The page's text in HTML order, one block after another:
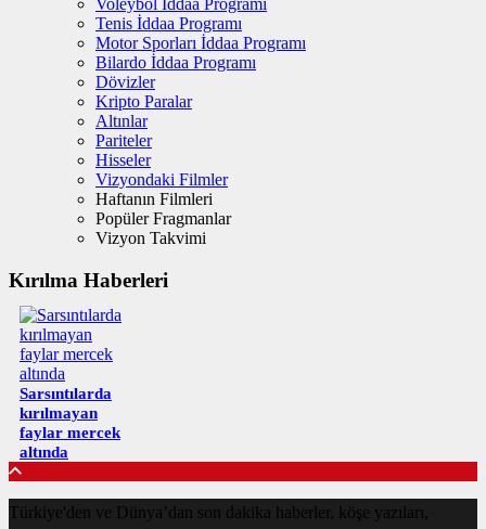
Voleybol İddaa Programı
Tenis İddaa Programı
Motor Sporları İddaa Programı
Bilardo İddaa Programı
Dövizler
Kripto Paralar
Altınlar
Pariteler
Hisseler
Vizyondaki Filmler
Haftanın Filmleri
Popüler Fragmanlar
Vizyon Takvimi
Kırılma Haberleri
Sarsıntılarda
kırılmayan
faylar mercek
altında
Türkiye'den ve Dünya’dan son dakika haberler, köşe yazıları,